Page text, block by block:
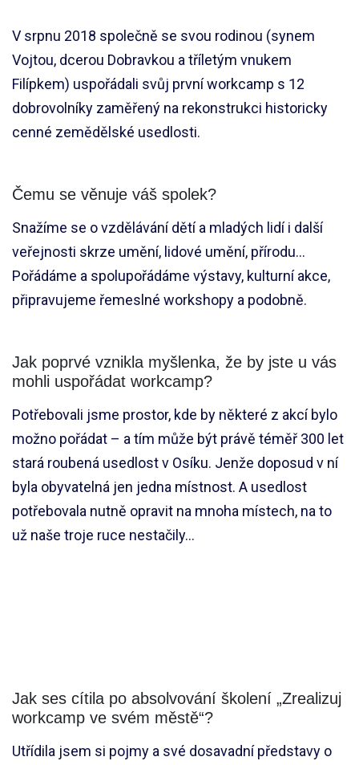
V srpnu 2018 společně se svou rodinou (synem
Vojtou, dcerou Dobravkou a tříletým vnukem
Filípkem) uspořádali svůj první workcamp s 12
dobrovolníky zaměřený na rekonstrukci historicky
cenné zemědělské usedlosti.
Čemu se věnuje váš spolek?
Snažíme se o vzdělávání dětí a mladých lidí i další
veřejnosti skrze umění, lidové umění, přírodu…
Pořádáme a spolupořádáme výstavy, kulturní akce,
připravujeme řemeslné workshopy a podobně.
Jak poprvé vznikla myšlenka, že by jste u vás
mohli uspořádat workcamp?
Potřebovali jsme prostor, kde by některé z akcí bylo
možno pořádat – a tím může být právě téměř 300 let
stará roubená usedlost v Osíku. Jenže doposud v ní
byla obyvatelná jen jedna místnost. A usedlost
potřebovala nutně opravit na mnoha místech, na to
už naše troje ruce nestačily…
Jak ses cítila po absolvování školení „Zrealizuj
workcamp ve svém městě“?
Utřídila jsem si pojmy a své dosavadní představy o